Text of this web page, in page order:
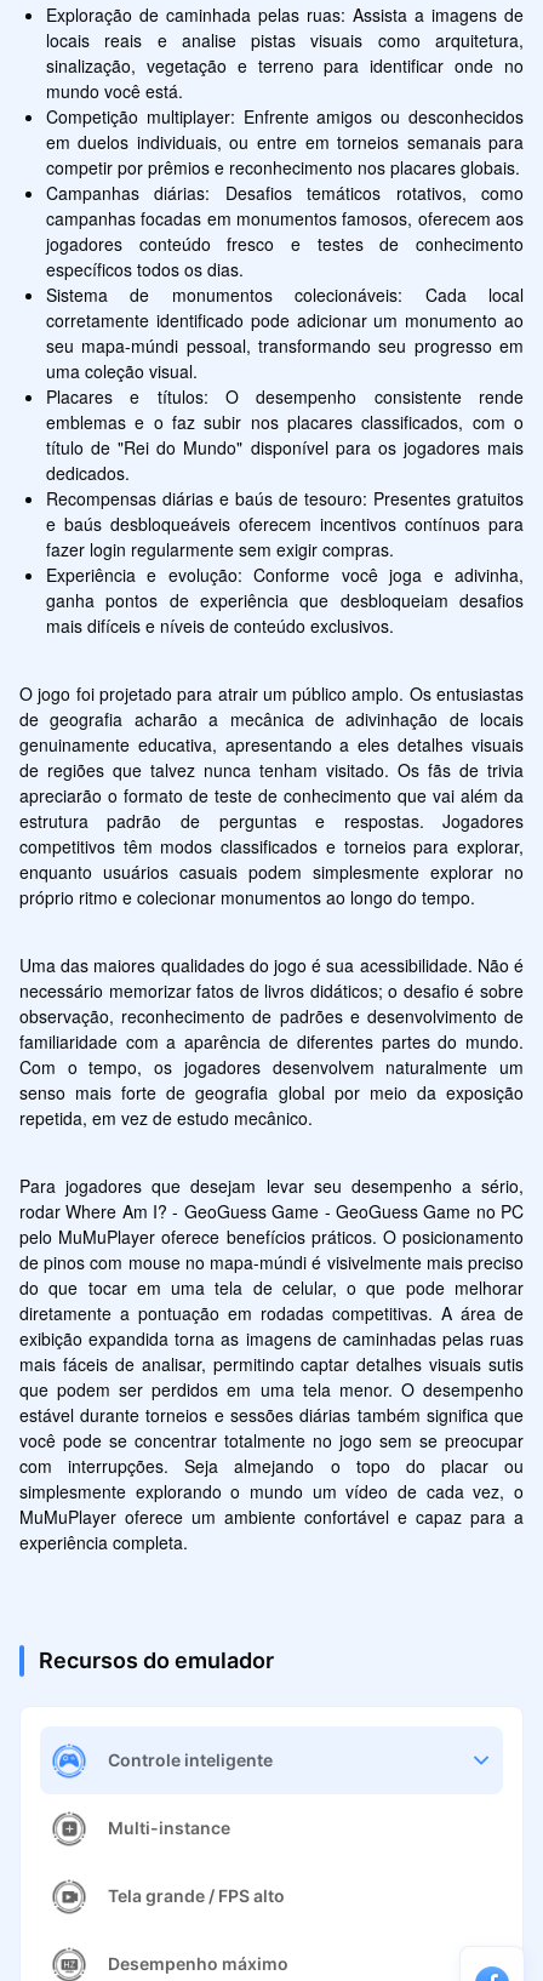
Exploração de caminhada pelas ruas: Assista a imagens de
locais reais e analise pistas visuais como arquitetura,
sinalização, vegetação e terreno para identificar onde no
mundo você está.
Competição multiplayer: Enfrente amigos ou desconhecidos
em duelos individuais, ou entre em torneios semanais para
competir por prêmios e reconhecimento nos placares globais.
Campanhas diárias: Desafios temáticos rotativos, como
campanhas focadas em monumentos famosos, oferecem aos
jogadores conteúdo fresco e testes de conhecimento
específicos todos os dias.
Sistema de monumentos colecionáveis: Cada local
corretamente identificado pode adicionar um monumento ao
seu mapa-múndi pessoal, transformando seu progresso em
uma coleção visual.
Placares e títulos: O desempenho consistente rende
emblemas e o faz subir nos placares classificados, com o
título de "Rei do Mundo" disponível para os jogadores mais
dedicados.
Recompensas diárias e baús de tesouro: Presentes gratuitos
e baús desbloqueáveis oferecem incentivos contínuos para
fazer login regularmente sem exigir compras.
Experiência e evolução: Conforme você joga e adivinha,
ganha pontos de experiência que desbloqueiam desafios
mais difíceis e níveis de conteúdo exclusivos.
O jogo foi projetado para atrair um público amplo. Os entusiastas
de geografia acharão a mecânica de adivinhação de locais
genuinamente educativa, apresentando a eles detalhes visuais
de regiões que talvez nunca tenham visitado. Os fãs de trivia
apreciarão o formato de teste de conhecimento que vai além da
estrutura padrão de perguntas e respostas. Jogadores
competitivos têm modos classificados e torneios para explorar,
enquanto usuários casuais podem simplesmente explorar no
próprio ritmo e colecionar monumentos ao longo do tempo.
Uma das maiores qualidades do jogo é sua acessibilidade. Não é
necessário memorizar fatos de livros didáticos; o desafio é sobre
observação, reconhecimento de padrões e desenvolvimento de
familiaridade com a aparência de diferentes partes do mundo.
Com o tempo, os jogadores desenvolvem naturalmente um
senso mais forte de geografia global por meio da exposição
repetida, em vez de estudo mecânico.
Para jogadores que desejam levar seu desempenho a sério,
rodar Where Am I? - GeoGuess Game - GeoGuess Game no PC
pelo MuMuPlayer oferece benefícios práticos. O posicionamento
de pinos com mouse no mapa-múndi é visivelmente mais preciso
do que tocar em uma tela de celular, o que pode melhorar
diretamente a pontuação em rodadas competitivas. A área de
exibição expandida torna as imagens de caminhadas pelas ruas
mais fáceis de analisar, permitindo captar detalhes visuais sutis
que podem ser perdidos em uma tela menor. O desempenho
estável durante torneios e sessões diárias também significa que
você pode se concentrar totalmente no jogo sem se preocupar
com interrupções. Seja almejando o topo do placar ou
simplesmente explorando o mundo um vídeo de cada vez, o
MuMuPlayer oferece um ambiente confortável e capaz para a
experiência completa.
Recursos do emulador
Controle inteligente
Multi-instance
Tela grande / FPS alto
Desempenho máximo